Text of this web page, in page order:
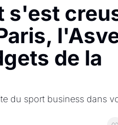
s'est
de la
du sport business dans